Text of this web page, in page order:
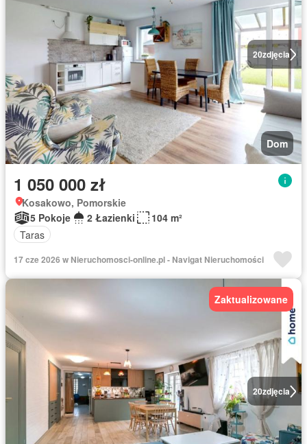
20zdjęcia
Dom
1 050 000 zł
Kosakowo, Pomorskie
5 Pokoje
2 Łazienki
104 m²
Taras
17 cze 2026 w Nieruchomosci-online.pl - Navigat Nieruchomości
20zdjęcia
Zaktualizowane